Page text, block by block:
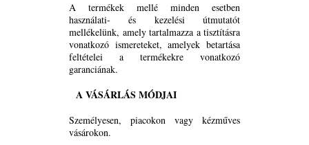
A termékek mellé minden esetben
használati- és kezelési útmutatót
mellékelünk, amely tartalmazza a tisztításra
vonatkozó ismereteket, amelyek betartása
feltételei a termékekre vonatkozó
garanciának.
A VÁSÁRLÁS MÓDJAI
Személyesen, piacokon vagy kézműves
vásárokon.